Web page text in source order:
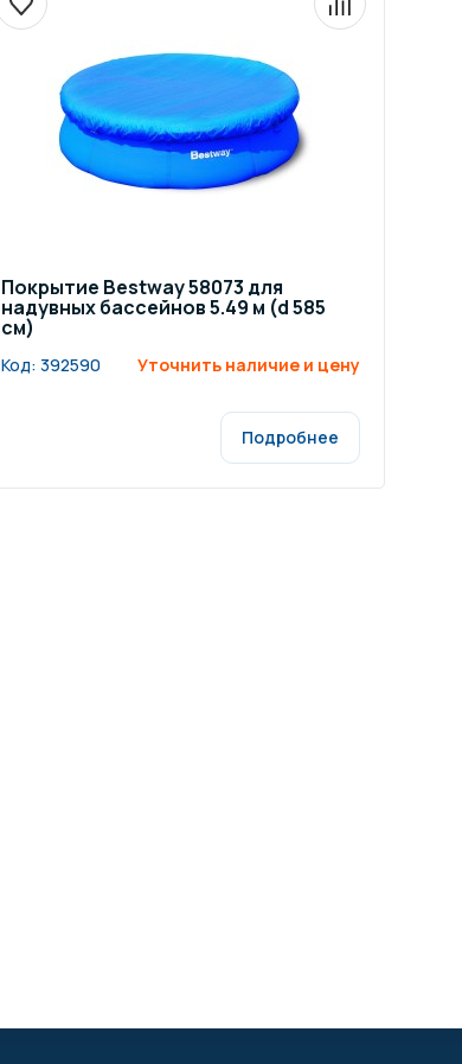
Покрытие Bestway 58073 для
надувных бассейнов 5.49 м (d 585
см)
Код: 392590 Уточнить наличие и цену
Подробнее